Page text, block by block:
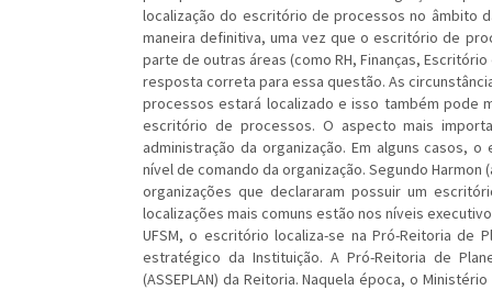
localização do escritório de processos no âmbito
maneira definitiva, uma vez que o escritório de
parte de outras áreas (como RH, Finanças,
resposta correta para essa questão. As
processos estará localizado e isso também pode
escritório de processos. O aspecto mais
administração da organização. Em alguns
nível de comando da organização. Segundo Harmon
organizações que declararam possuir um
localizações mais comuns estão nos níveis
UFSM, o escritório localiza-se na Pró-Reitoria
estratégico da Instituição. A Pró-Reitoria de
(ASSEPLAN) da Reitoria. Naquela época, o